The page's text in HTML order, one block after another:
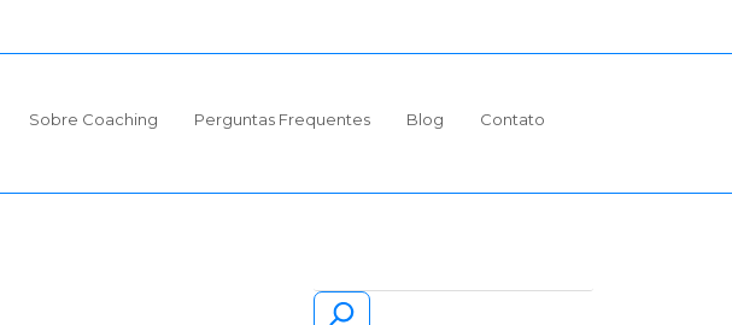
Sobre Coaching Perguntas Frequentes Blog Contato